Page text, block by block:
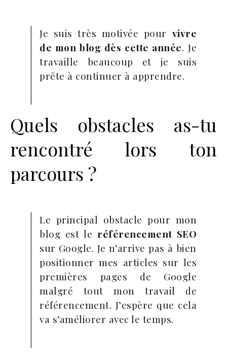
Je suis très motivée pour vivre
de mon blog dès cette année. Je
travaille beaucoup et je suis
prête à continuer à apprendre.
Quels obstacles as-tu
rencontré lors ton
parcours ?
Le principal obstacle pour mon
blog est le référencement SEO
sur Google. Je n’arrive pas à bien
positionner mes articles sur les
premières pages de Google
malgré tout mon travail de
référencement. J’espère que cela
va s’améliorer avec le temps.